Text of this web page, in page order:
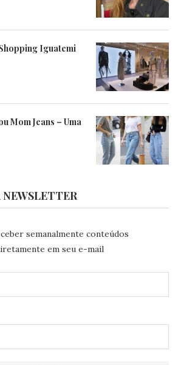
Iguatemi
Mom Jeans – Uma
semanalmente conteúdos
em seu e-mail